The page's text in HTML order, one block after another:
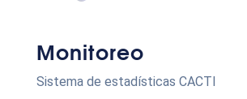
Monitoreo
Sistema de estadísticas CACTI